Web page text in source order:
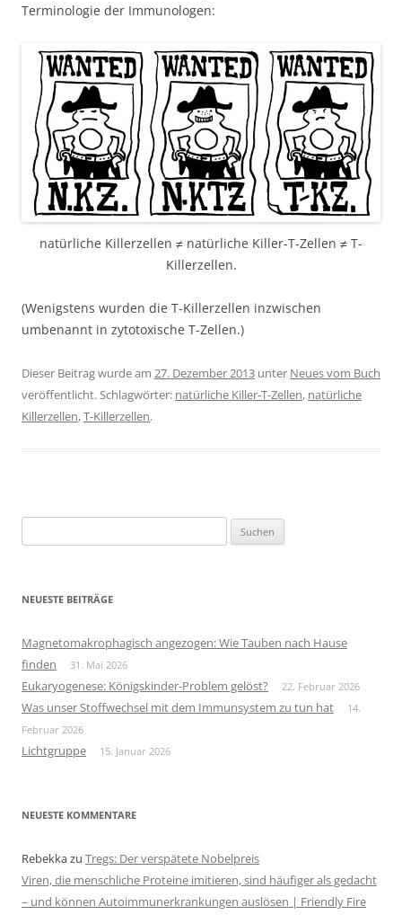
Terminologie der Immunologen:
natürliche Killerzellen ≠ natürliche Killer-T-Zellen ≠ T-
Killerzellen.
(Wenigstens wurden die T-Killerzellen inzwischen
umbenannt in zytotoxische T-Zellen.)
Dieser Beitrag wurde am 27. Dezember 2013 unter Neues vom Buch
veröffentlicht. Schlagwörter: natürliche Killer-T-Zellen, natürliche
Killerzellen,T-Killerzellen.
nach:
NEUESTE BEITRÄGE
Magnetomakrophagisch angezogen: Wie Tauben nach Hause
finden
31. Mai 2026
Eukaryogenese: Königskinder-Problem gelöst? 22. Februar 2026
Was unser Stoffwechsel mit dem Immunsystem zu tun hat
14.
Februar 2026
Lichtgruppe 15. Januar 2026
NEUESTE KOMMENTARE
Rebekkazu Tregs: Der verspätete Nobelpreis
Viren, die menschliche Proteine imitieren, sind häufiger als gedacht
– und können Autoimmunerkrankungen auslösen | Friendly Fire